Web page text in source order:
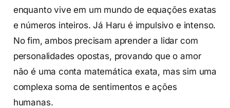
enquanto vive em um mundo de equações exatas
e números inteiros. Já Haru é impulsivo e intenso.
No fim, ambos precisam aprender a lidar com
personalidades opostas, provando que o amor
não é uma conta matemática exata, mas sim uma
complexa soma de sentimentos e ações
humanas.